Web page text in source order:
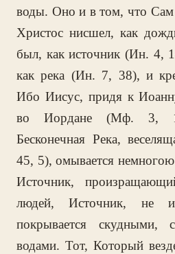
воды. Оно и в том, что Сам
Христос нисшел, как
был, как источник (Ин. 4,
как река (Ин. 7, 38), и
Ибо Иисус, придя к
во Иордане (Мф. 3,
Бесконечная Река,
45, 5), омывается
Источник,
людей, Источник, не
покрывается скудными,
водами. Тот, Который